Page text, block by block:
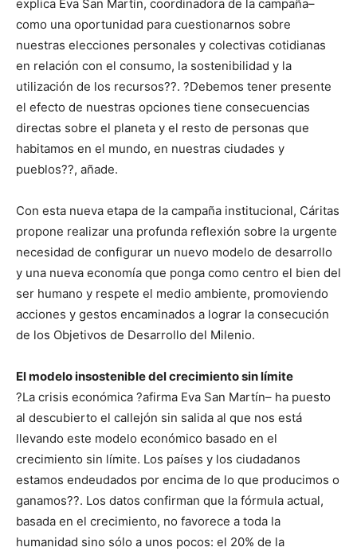
explica Eva San Martín, coordinadora de la campaña–
como una oportunidad para cuestionarnos sobre
nuestras elecciones personales y colectivas cotidianas
en relación con el consumo, la sostenibilidad y la
utilización de los recursos??. ?Debemos tener presente
el efecto de nuestras opciones tiene consecuencias
directas sobre el planeta y el resto de personas que
habitamos en el mundo, en nuestras ciudades y
pueblos??, añade.
Con esta nueva etapa de la campaña institucional, Cáritas
propone realizar una profunda reflexión sobre la urgente
necesidad de configurar un nuevo modelo de desarrollo
y una nueva economía que ponga como centro el bien del
ser humano y respete el medio ambiente, promoviendo
acciones y gestos encaminados a lograr la consecución
de los Objetivos de Desarrollo del Milenio.
El modelo insostenible del crecimiento sin límite
?La crisis económica ?afirma Eva San Martín– ha puesto
al descubierto el callejón sin salida al que nos está
llevando este modelo económico basado en el
crecimiento sin límite. Los países y los ciudadanos
estamos endeudados por encima de lo que producimos o
ganamos??. Los datos confirman que la fórmula actual,
basada en el crecimiento, no favorece a toda la
humanidad sino sólo a unos pocos: el 20% de la